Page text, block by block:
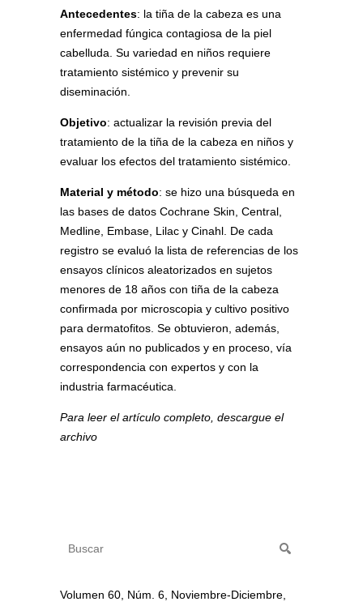
Antecedentes: la tiña de la cabeza es una
enfermedad fúngica contagiosa de la piel
cabelluda. Su variedad en niños requiere
tratamiento sistémico y prevenir su
diseminación.
Objetivo: actualizar la revisión previa del
tratamiento de la tiña de la cabeza en niños y
evaluar los efectos del tratamiento sistémico.
Material y método: se hizo una búsqueda en
las bases de datos Cochrane Skin, Central,
Medline, Embase, Lilac y Cinahl. De cada
registro se evaluó la lista de referencias de los
ensayos clínicos aleatorizados en sujetos
menores de 18 años con tiña de la cabeza
confirmada por microscopia y cultivo positivo
para dermatofitos. Se obtuvieron, además,
ensayos aún no publicados y en proceso, vía
correspondencia con expertos y con la
industria farmacéutica.
Para leer el artículo completo, descargue el
archivo
Volumen 60, Núm. 6, Noviembre-Diciembre,